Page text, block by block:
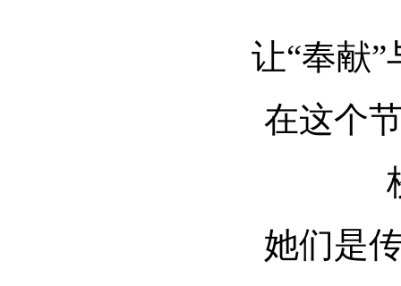
让“奉献”
在这个
她们是